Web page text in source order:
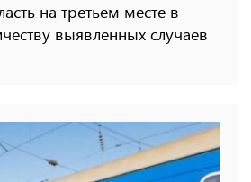
на третьем месте в
выявленных случаев